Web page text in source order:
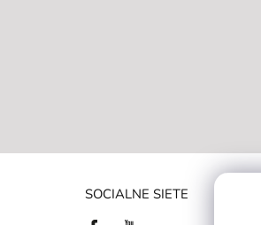
SOCIALNE SIETE